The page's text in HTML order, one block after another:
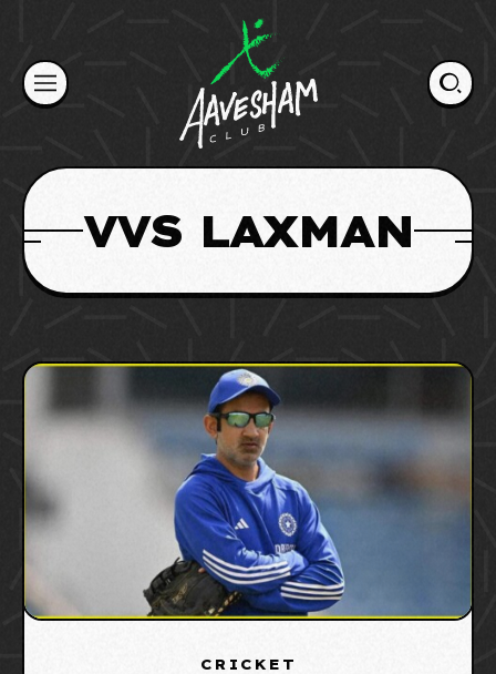
content
VVS LAXMAN
CRICKET